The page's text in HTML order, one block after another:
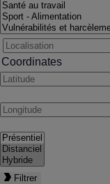
Coordinates
Filtrer